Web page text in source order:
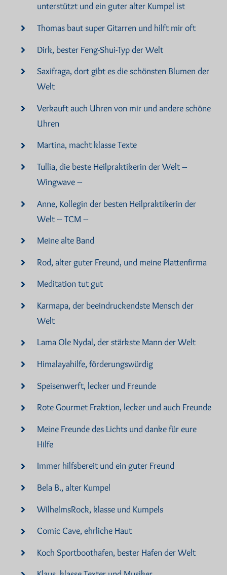
unterstützt und ein guter alter Kumpel ist
Thomas baut super Gitarren und hilft mir oft
Dirk, bester Feng-Shui-Typ der Welt
Saxifraga, dort gibt es die schönsten Blumen der
Welt
Verkauft auch Uhren von mir und andere schöne
Uhren
Martina, macht klasse Texte
Tullia, die beste Heilpraktikerin der Welt –
Wingwave –
Anne, Kollegin der besten Heilpraktikerin der
Welt – TCM –
Meine alte Band
Rod, alter guter Freund, und meine Plattenfirma
Meditation tut gut
Karmapa, der beeindruckendste Mensch der
Welt
Lama Ole Nydal, der stärkste Mann der Welt
Himalayahilfe, förderungswürdig
Speisenwerft, lecker und Freunde
Rote Gourmet Fraktion, lecker und auch Freunde
Meine Freunde des Lichts und danke für eure
Hilfe
Immer hilfsbereit und ein guter Freund
Bela B., alter Kumpel
WilhelmsRock, klasse und Kumpels
Comic Cave, ehrliche Haut
Koch Sportboothafen, bester Hafen der Welt